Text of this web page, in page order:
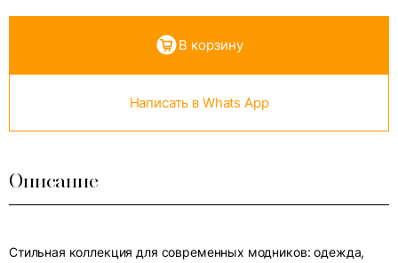
В корзину
Написать в Whats App
Описание
Стильная коллекция для современных модников: одежда,